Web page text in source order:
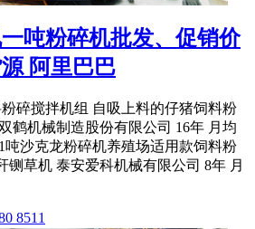
吨粉碎机批发、促销价
阿里巴巴
碎搅拌机组 自吸上料的仔猪饲料粉
鹤机械制造股份有限公司 16年 月均
吨沙克龙粉碎机养殖场适用款饲料粉
铡草机 泰安爱科机械有限公司 8年 月
8511